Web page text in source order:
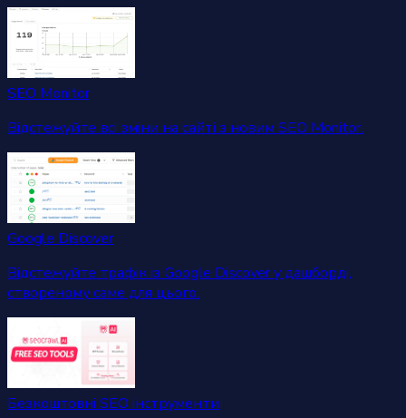
SEO Monitor
Відстежуйте всі зміни на сайті з новим SEO Monitor.
Google Discover
Відстежуйте трафік із Google Discover у дашборді,
створеному саме для цього.
Безкоштовні SEO інструменти